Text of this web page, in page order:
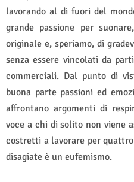
lavorando al di fuori del
grande passione per
originale e, speriamo, di
senza essere vincolati da
commerciali. Dal punto di
buona parte passioni ed
affrontano argomenti di
voce a chi di solito non viene
costretti a lavorare per
disagiate è un eufemismo.